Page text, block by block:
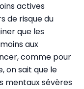
actives
de risque du
que les
aux
comme pour
on sait que le
mentaux sévères